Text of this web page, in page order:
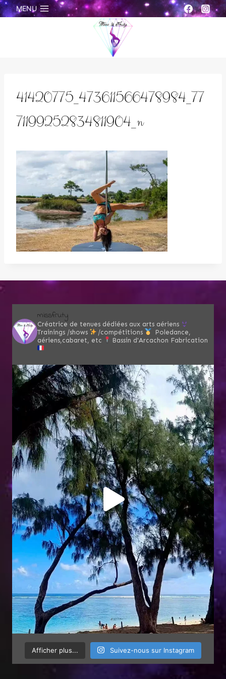
Aller
au
MENU
41420775_473611566478984_77
71199252834811904_n
missfruty
Créatrice de tenues dédiées aux arts aériens
Trainings /shows
/compétitions
Poledance,
aériens,cabaret, etc
Bassin d'Arcachon Fabrication
Afficher plus... Suivez-nous sur Instagram